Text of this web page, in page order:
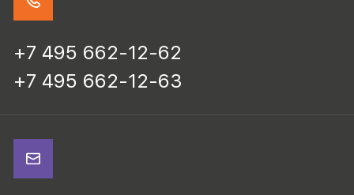
+7 495 662-12-62
+7 495 662-12-63